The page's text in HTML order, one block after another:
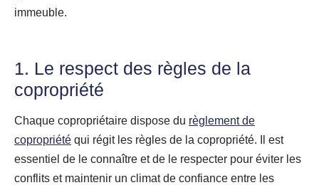
immeuble.
1. Le respect des règles de la
copropriété
Chaque copropriétaire dispose du règlement de
copropriété qui régit les règles de la copropriété. Il est
essentiel de le connaître et de le respecter pour éviter les
conflits et maintenir un climat de confiance entre les